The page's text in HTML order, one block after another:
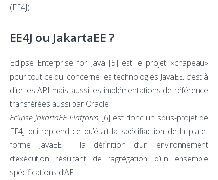
(EE4J).
EE4J ou JakartaEE ?
Eclipse Enterprise for Java [5] est le projet «chapeau»
pour tout ce qui concerne les technologies JavaEE, c’est à
dire les API mais aussi les implémentations de référence
transférées aussi par Oracle.
Eclipse JakartaEE Platform [6] est donc un sous-projet de
EE4J qui reprend ce qu’était la spécifiaction de la plate-
forme JavaEE : la définition d’un environnement
d’exécution résultant de l’agrégation d’un ensemble
spécifications d’API.